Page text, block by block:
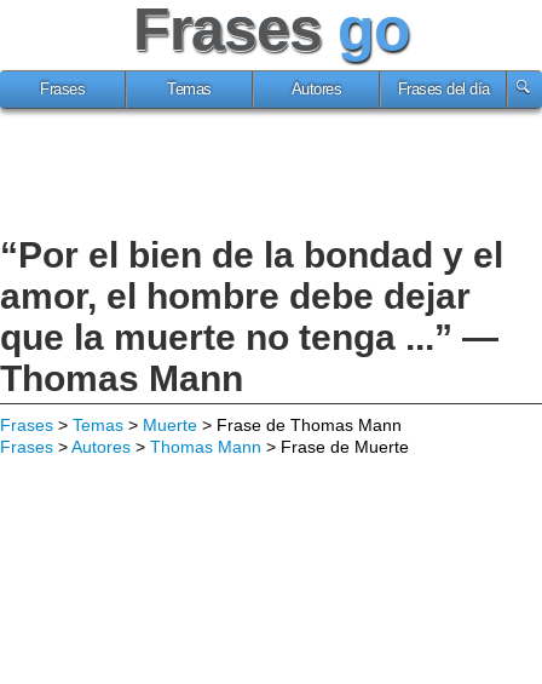
Frases go
Frases Temas Autores Frases del día
“Por el bien de la bondad y el
amor, el hombre debe dejar
que la muerte no tenga ...” —
Thomas Mann
Frases > Temas > Muerte > Frase de Thomas Mann
Frases >Autores > Thomas Mann > Frase de Muerte